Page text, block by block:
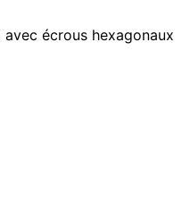
écrous hexagonaux